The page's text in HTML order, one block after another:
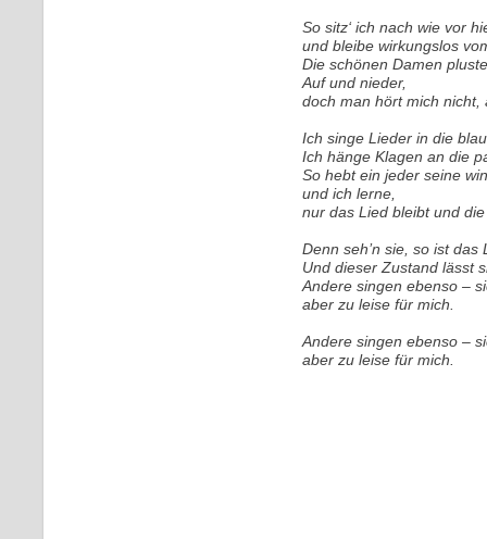
So sitz‘ ich nach wie vor
und bleibe wirkungslos
Die schönen Damen
Auf und nieder,
doch man hört mich nicht,
Ich singe Lieder in die
Ich hänge Klagen an die
So hebt ein jeder seine
und ich lerne,
nur das Lied bleibt und
Denn seh’n sie, so ist das
Und dieser Zustand lässt
Andere singen ebenso –
aber zu leise für mich.
Andere singen ebenso –
aber zu leise für mich.